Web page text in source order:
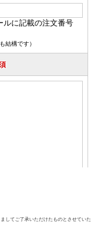
してご了承いただけたものとさせていた